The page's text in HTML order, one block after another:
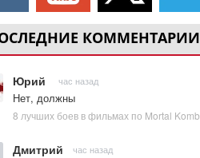
КОММЕНТАРИИ
Юрий час назад
Нет, должны
Дмитрий час назад